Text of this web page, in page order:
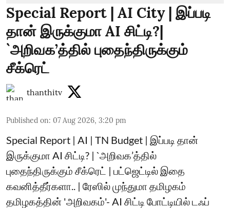
Special Report | AI City | இப்படி
தான் இருக்குமா AI சிட்டி?|
`அறிவக’த்தில் புதைந்திருக்கும்
சீக்ரெட்
thanthitv
Published on: 07 Aug 2026, 3:20 pm
Special Report | AI | TN Budget | இப்படி தான்
இருக்குமா AI சிட்டி? | `அறிவக’த்தில்
புதைந்திருக்கும் சீக்ரெட் | பட்ஜெட்டில் இதை
கவனித்தீர்களா.. | ரேஸில் முந்துமா தமிழகம்
தமிழகத்தின் 'அறிவகம்'- AI சிட்டி போட்டியில் டஃப்